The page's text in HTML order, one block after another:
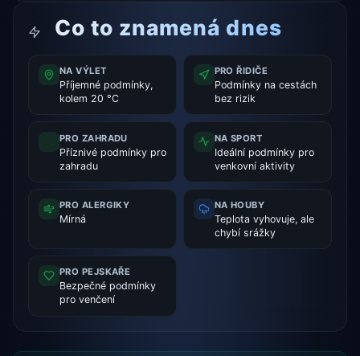
Co to znamená dnes
NA VÝLET
Příjemné podmínky,
kolem 20 °C
PRO ŘIDIČE
Podmínky na cestách
bez rizik
PRO ZAHRADU
Příznivé podmínky pro
zahradu
NA SPORT
Ideální podmínky pro
venkovní aktivity
PRO ALERGIKY
Mírná
NA HOUBY
Teplota vyhovuje, ale
chybí srážky
PRO PEJSKAŘE
Bezpečné podmínky
pro venčení